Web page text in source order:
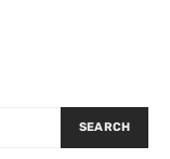
SEARCH